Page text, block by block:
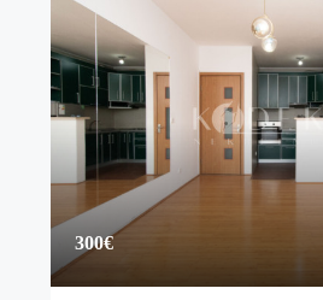
300€